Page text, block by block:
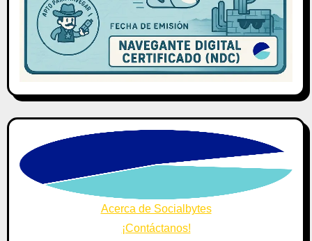
Acerca de Socialbytes
¡Contáctanos!